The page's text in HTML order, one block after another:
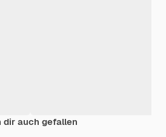
dir auch gefallen